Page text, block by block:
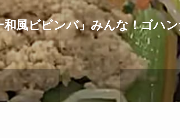
風ビビンバ」みんな！ゴハ